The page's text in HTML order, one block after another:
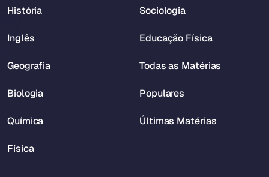
História
Inglês
Geografia
Biologia
Química
Física
Sociologia
Educação Física
Todas as Matérias
Populares
Últimas Matérias